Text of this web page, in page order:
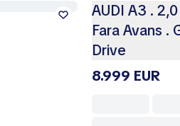
AUDI A3 .
Fara Avans .
Drive
8.999 EUR